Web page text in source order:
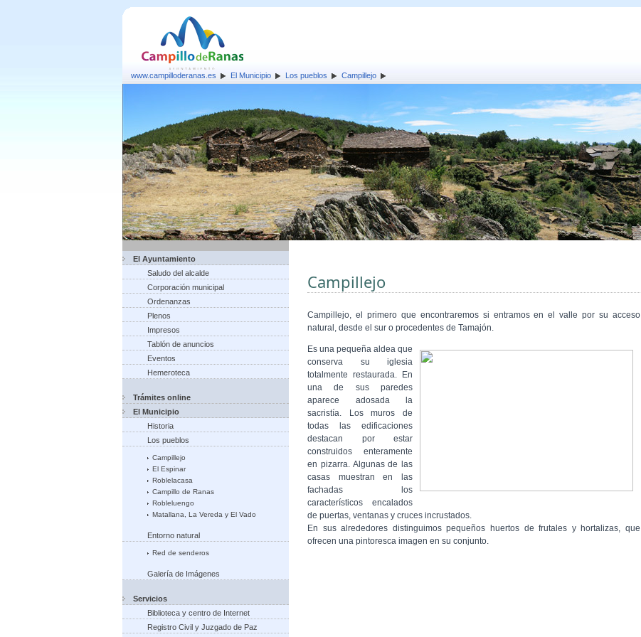
www.campilloderanas.es El Municipio Los pueblos Campillejo
El Ayuntamiento
Saludo del alcalde
Corporación municipal
Ordenanzas
Plenos
Impresos
Tablón de anuncios
Eventos
Hemeroteca
Trámites online
El Municipio
Historia
Los pueblos
Campillejo
El Espinar
Roblelacasa
Campillo de Ranas
Robleluengo
Matallana, La Vereda y El Vado
Entorno natural
Red de senderos
Galería de Imágenes
Servicios
Biblioteca y centro de Internet
Registro Civil y Juzgado de Paz
Campillejo
Campillejo, el primero que encontraremos si entramos en el valle por su acceso
natural, desde el sur o procedentes de Tamajón.
Es una pequeña aldea que
conserva su iglesia
totalmente restaurada. En
una de sus paredes
aparece adosada la
sacristía. Los muros de
todas las edificaciones
destacan por estar
construidos enteramente
en pizarra. Algunas de las
casas muestran en las
fachadas los
característicos encalados
de puertas, ventanas y cruces incrustados.
En sus alrededores distinguimos pequeños huertos de frutales y hortalizas, que
ofrecen una pintoresca imagen en su conjunto.